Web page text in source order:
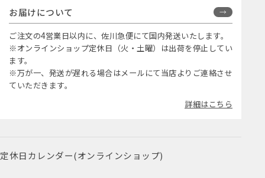
お届けについて
ご注文の4営業日以内に、佐川急便にて国内発送いたします。
※オンラインショップ定休日（火・土曜）は出荷を停止してい
ます。
※万が一、発送が遅れる場合はメールにて当店よりご連絡させ
ていただきます。
詳細はこちら
定休日カレンダー(オンラインショップ)